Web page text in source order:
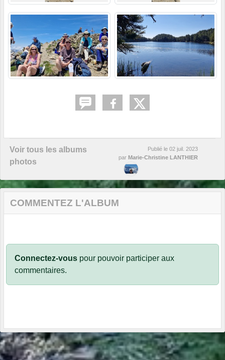
Voir tous les albums
photos
Publié le 02 juil. 2023
par Marie-Christine LANTHIER
COMMENTEZ L'ALBUM
Connectez-vous pour pouvoir participer aux
commentaires.